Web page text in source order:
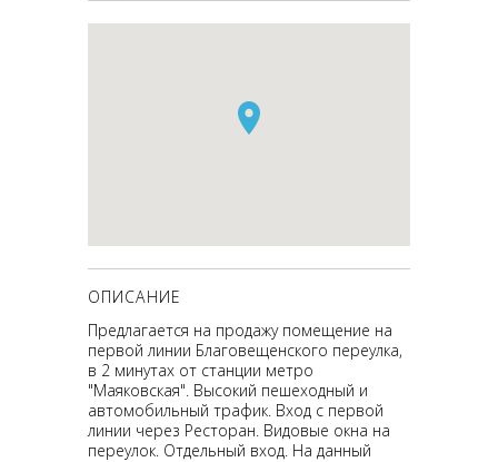
ОПИСАНИЕ
Предлагается на продажу помещение на
первой линии Благовещенского переулка,
в 2 минутах от станции метро
"Маяковская". Высокий пешеходный и
автомобильный трафик. Вход с первой
линии через Ресторан. Видовые окна на
переулок. Отдельный вход. На данный